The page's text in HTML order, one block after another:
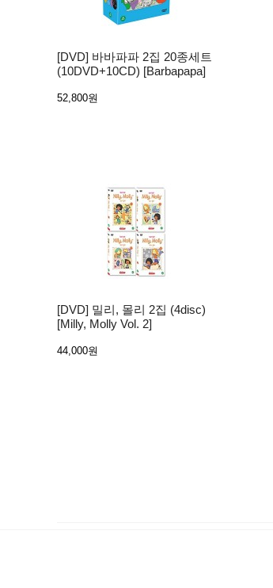
[DVD] 바바파파 2집 20종세트
(10DVD+10CD) [Barbapapa]
52,800원
[DVD] 밀리, 몰리 2집 (4disc)
[Milly, Molly Vol. 2]
44,000원